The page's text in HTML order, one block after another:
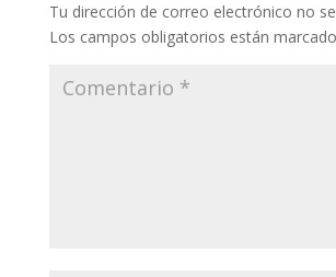
Tu dirección de correo electrónico no
Los campos obligatorios están